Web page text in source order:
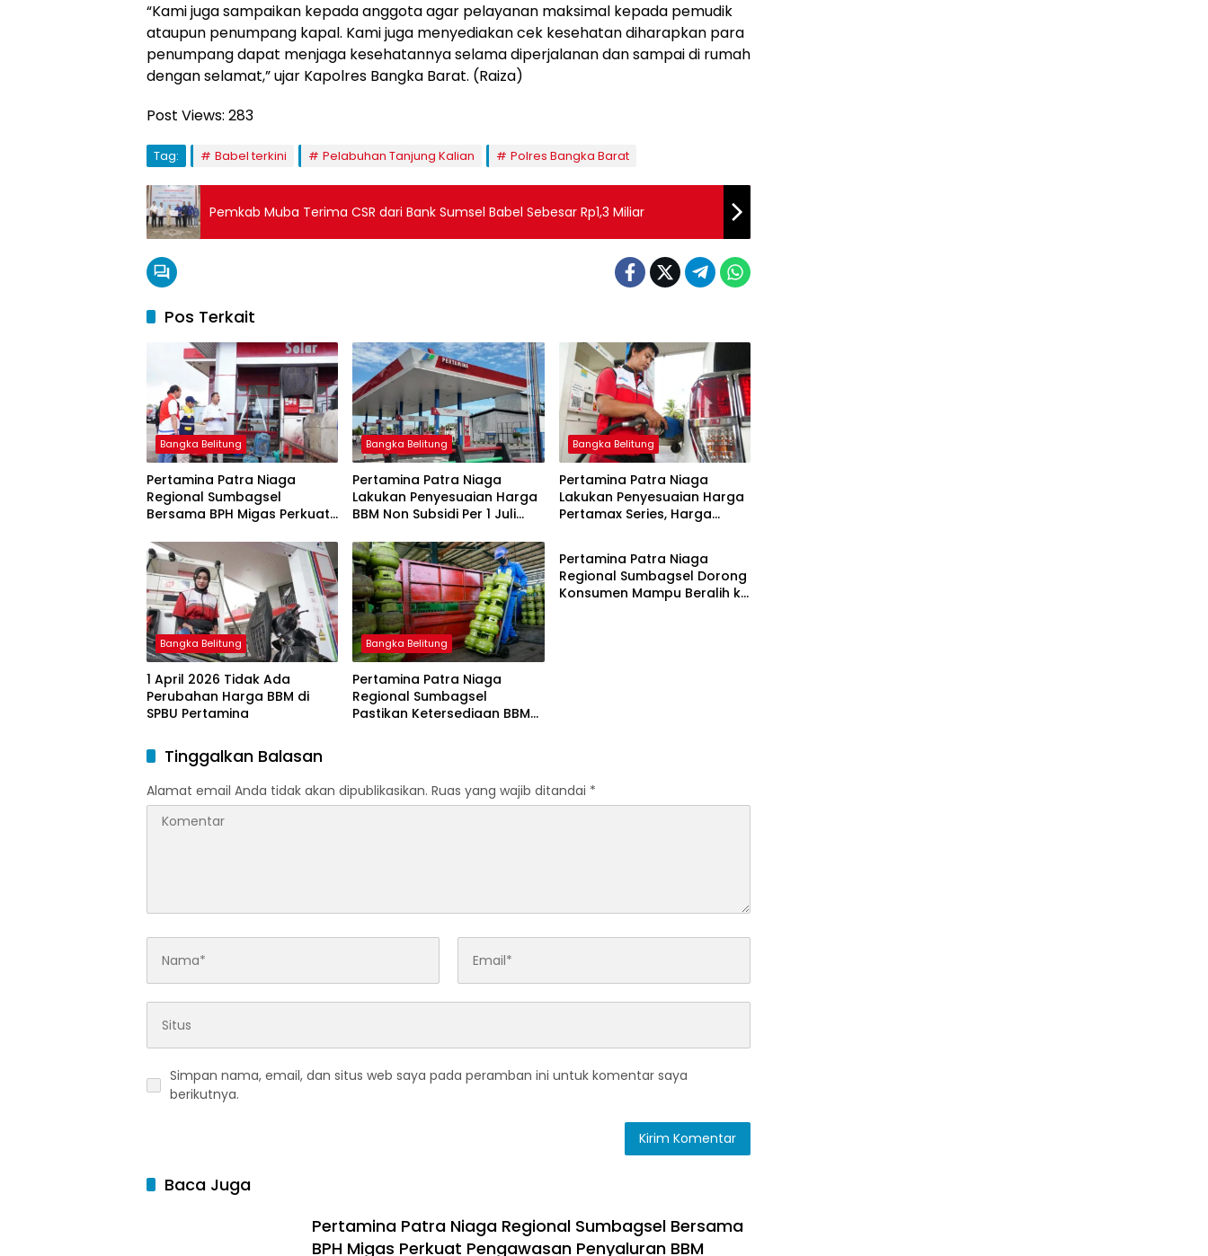
“Kami juga sampaikan kepada anggota agar pelayanan maksimal kepada pemudik
ataupun penumpang kapal. Kami juga menyediakan cek kesehatan diharapkan para
penumpang dapat menjaga kesehatannya selama diperjalanan dan sampai di rumah
dengan selamat,” ujar Kapolres Bangka Barat. (Raiza)
Post Views: 283
Tag: Babel terkini Pelabuhan Tanjung Kalian Polres Bangka Barat
Pemkab Muba Terima CSR dari Bank Sumsel Babel Sebesar Rp1,3 Miliar
Pos Terkait
Bangka Belitung
Pertamina Patra Niaga
Regional Sumbagsel
Bersama BPH Migas Perkuat
BBM Subsidi bagi Nelayan
melalui Aplikasi XSTAR
Bangka Belitung
Pertamina Patra Niaga
Lakukan Penyesuaian Harga
BBM Non Subsidi Per 1 Juli
Bangka Belitung
Pertamina Patra Niaga
Lakukan Penyesuaian Harga
Pertamax Series, Harga
Bangka Belitung
1 April 2026 Tidak Ada
Perubahan Harga BBM di
SPBU Pertamina
Bangka Belitung
Pertamina Patra Niaga
Regional Sumbagsel
Pastikan Ketersediaan BBM
Bangka Belitung
Pertamina Patra Niaga
Regional Sumbagsel Dorong
Konsumen Mampu Beralih ke
Tinggalkan Balasan
Alamat email Anda tidak akan dipublikasikan. Ruas yang wajib ditandai *
Simpan nama, email, dan situs web saya pada peramban ini untuk komentar saya
berikutnya.
Baca Juga
Pertamina Patra Niaga Regional Sumbagsel Bersama
BPH Migas Perkuat Pengawasan Penyaluran BBM